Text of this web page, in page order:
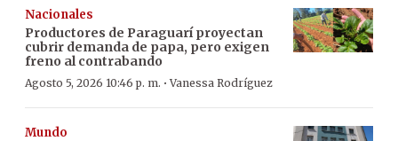
Nacionales
Productores de Paraguarí proyectan
cubrir demanda de papa, pero exigen
freno al contrabando
Agosto 5, 2026 10:46 p. m. ·Vanessa Rodríguez
Mundo